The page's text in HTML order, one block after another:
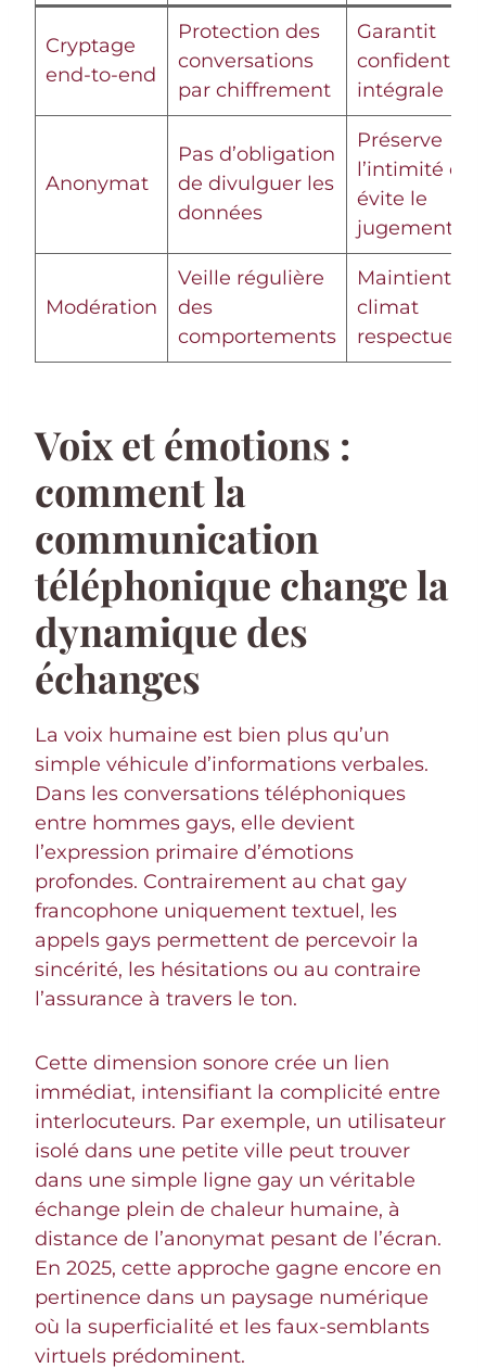
Cryptage
end-to-end
Protection des
conversations
par chiffrement
Garantit
intégrale
Anonymat
Pas d’obligation
de divulguer les
données
Préserve
l’intimité et
évite le
jugement
Modération
Veille régulière
des
comportements
Maintient un
climat
respectueux
Voix et émotions :
comment la
communication
téléphonique change la
dynamique des
échanges
La voix humaine est bien plus qu’un
simple véhicule d’informations verbales.
Dans les conversations téléphoniques
entre hommes gays, elle devient
l’expression primaire d’émotions
profondes. Contrairement au chat gay
francophone uniquement textuel, les
appels gays permettent de percevoir la
sincérité, les hésitations ou au contraire
l’assurance à travers le ton.
Cette dimension sonore crée un lien
immédiat, intensifiant la complicité entre
interlocuteurs. Par exemple, un utilisateur
isolé dans une petite ville peut trouver
dans une simple ligne gay un véritable
échange plein de chaleur humaine, à
distance de l’anonymat pesant de l’écran.
En 2025, cette approche gagne encore en
pertinence dans un paysage numérique
où la superficialité et les faux-semblants
virtuels prédominent.